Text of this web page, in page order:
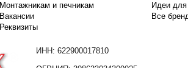
Монтажникам и печникам
Вакансии
Реквизиты
Идеи для
Все
ИНН: 622900017810